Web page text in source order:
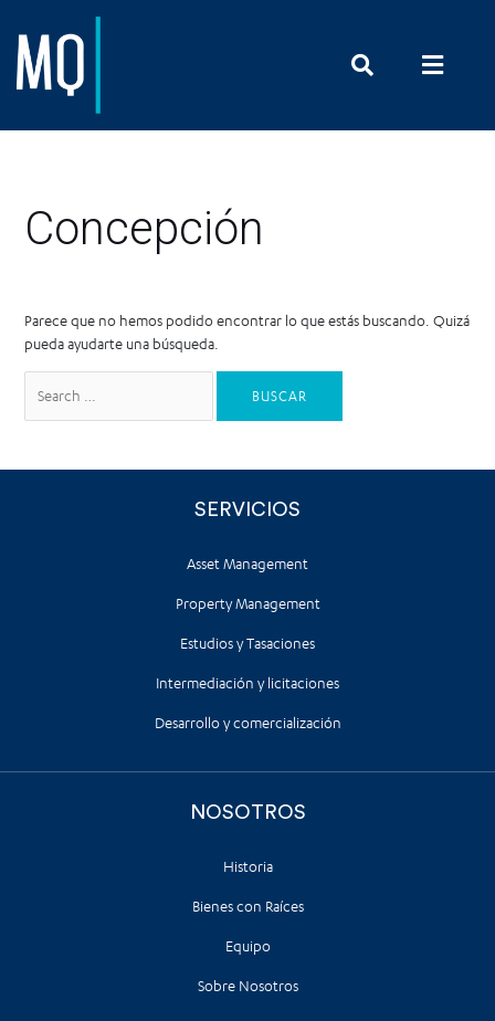
Concepción
Parece que no hemos podido encontrar lo que estás buscando. Quizá
pueda ayudarte una búsqueda.
SERVICIOS
Asset Management
Property Management
Estudios y Tasaciones
Intermediación y licitaciones
Desarrollo y comercialización
NOSOTROS
Historia
Bienes con Raíces
Equipo
Sobre Nosotros